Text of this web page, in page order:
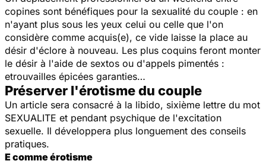
copines sont bénéfiques pour la sexualité du couple : en
n'ayant plus sous les yeux celui ou celle que l'on
considère comme acquis(e), ce vide laisse la place au
désir d'éclore à nouveau. Les plus coquins feront monter
le désir à l'aide de sextos ou d'appels pimentés :
etrouvailles épicées garanties…
Préserver l'érotisme du couple
Un article sera consacré à la libido, sixième lettre du mot
SEXUALITE et pendant psychique de l'excitation
sexuelle. Il développera plus longuement des conseils
pratiques.
E comme érotisme